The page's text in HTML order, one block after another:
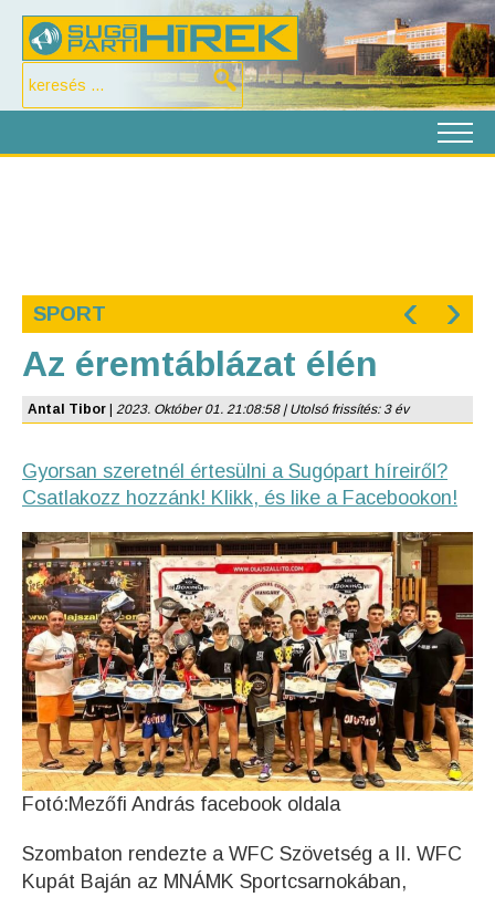
SPORT ‹ ›
Az éremtáblázat élén
Antal Tibor 2023. Október 01. 21:08:58 | Utolsó frissítés: 3 év
Gyorsan szeretnél értesülni a Sugópart híreiről?
Csatlakozz hozzánk! Klikk, és like a Facebookon!
Fotó:Mezőfi András facebook oldala
Szombaton rendezte a WFC Szövetség a II. WFC
Kupát Baján az MNÁMK Sportcsarnokában,